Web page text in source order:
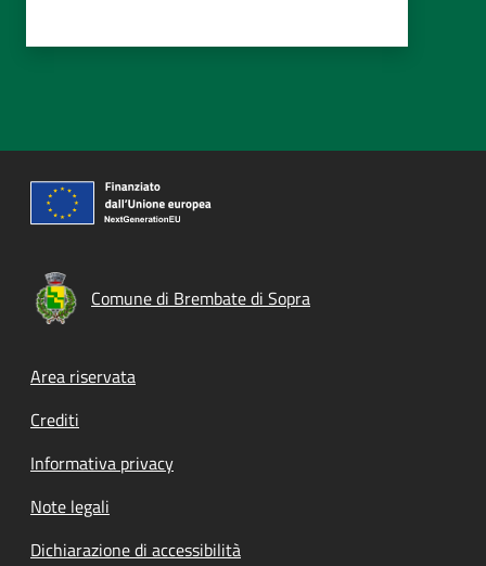
Comune di Brembate di Sopra
Footer menu
Area riservata
Crediti
Informativa privacy
Note legali
Dichiarazione di accessibilità